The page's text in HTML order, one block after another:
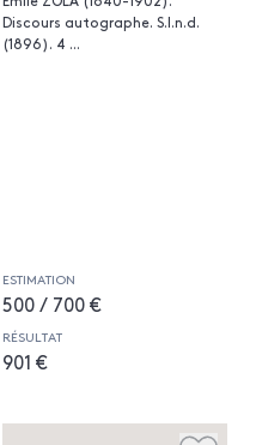
Discours autographe. S.l.n.d.
(1896). 4 ...
ESTIMATION
500 / 700 €
RÉSULTAT
901 €